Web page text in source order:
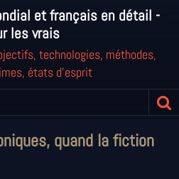
et français en détail -
les vrais
technologies, méthodes,
états d'esprit
quand la fiction